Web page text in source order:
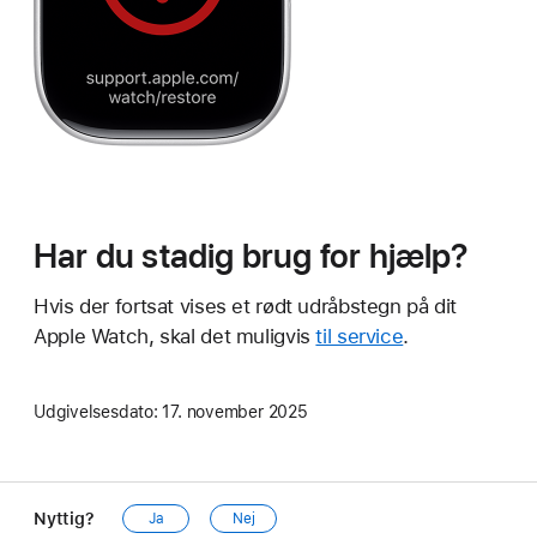
Har du stadig brug for hjælp?
Hvis der fortsat vises et rødt udråbstegn på dit
Apple Watch, skal det muligvistil service.
Udgivelsesdato: 17. november 2025
Nyttig? Ja Nej